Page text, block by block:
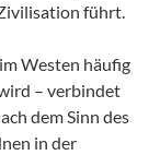
führt.
Westen häufig
– verbindet
dem Sinn des
in der